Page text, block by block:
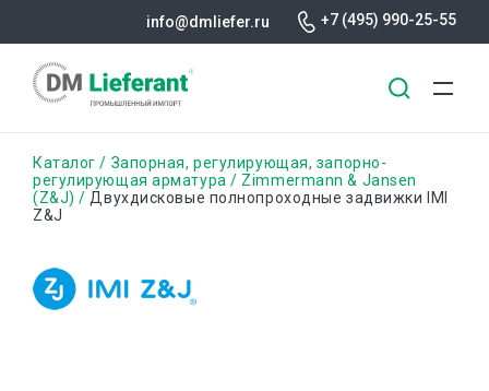
основному
info@dmliefer.ru +7 (495) 990-25-55
Строка
навигации
Каталог
Запорная, регулирующая, запорно-
регулирующая арматура
Zimmermann & Jansen
(Z&J)
Двухдисковые полнопроходные задвижки IMI
Z&J